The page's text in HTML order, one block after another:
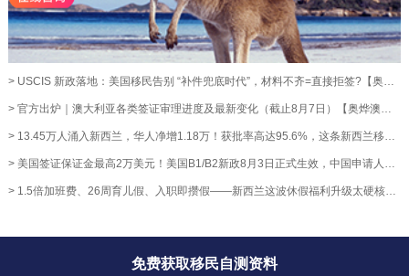
> USCIS 新政落地：美国移民告别 “补件兜底时代”，材料不齐=直接拒签?【奥烨移民资讯】
> 官方出炉｜澳大利亚各类签证审理进度及最新变化（截止8月7日）【奥烨澳洲移民资讯】
> 13.45万人涌入新西兰，华人净增1.18万！获批率高达95.6%，这条新西兰移民通道藏不住了！【奥烨移民资讯】
> 美国签证保证金最高2万美元！美国B1/B2新政8月3日正式生效，中国申请人暂不受影响【奥烨移民资讯】
> 1.5倍加班费、26周育儿假、入职即攒假——新西兰这波休假福利升级太硬核！【奥烨移民资讯】
免费获取移民自测资料